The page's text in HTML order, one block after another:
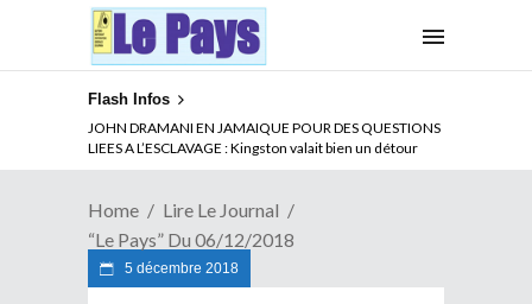
Flash Infos
JOHN DRAMANI EN JAMAIQUE POUR DES QUESTIONS
LIEES A L’ESCLAVAGE : Kingston valait bien un détour
Home
Lire Le Journal
“Le Pays” Du 06/12/2018
5 décembre 2018